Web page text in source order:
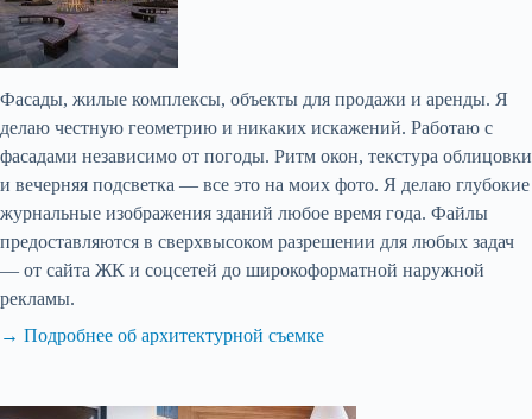
Фасады, жилые комплексы, объекты для продажи и аренды. Я
делаю честную геометрию и никаких искажений. Работаю с
фасадами независимо от погоды. Ритм окон, текстура облицовки
и вечерняя подсветка — все это на моих фото. Я делаю глубокие
журнальные изображения зданий любое время года. Файлы
предоставляются в сверхвысоком разрешении для любых задач
— от сайта ЖК и соцсетей до широкоформатной наружной
рекламы.
→ Подробнее об архитектурной съемке